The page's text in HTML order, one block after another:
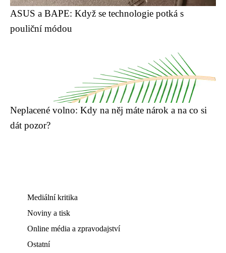
ASUS a BAPE: Když se technologie potká s
pouliční módou
Neplacené volno: Kdy na něj máte nárok a na co si
dát pozor?
Mediální kritika
Noviny a tisk
Online média a zpravodajství
Ostatní